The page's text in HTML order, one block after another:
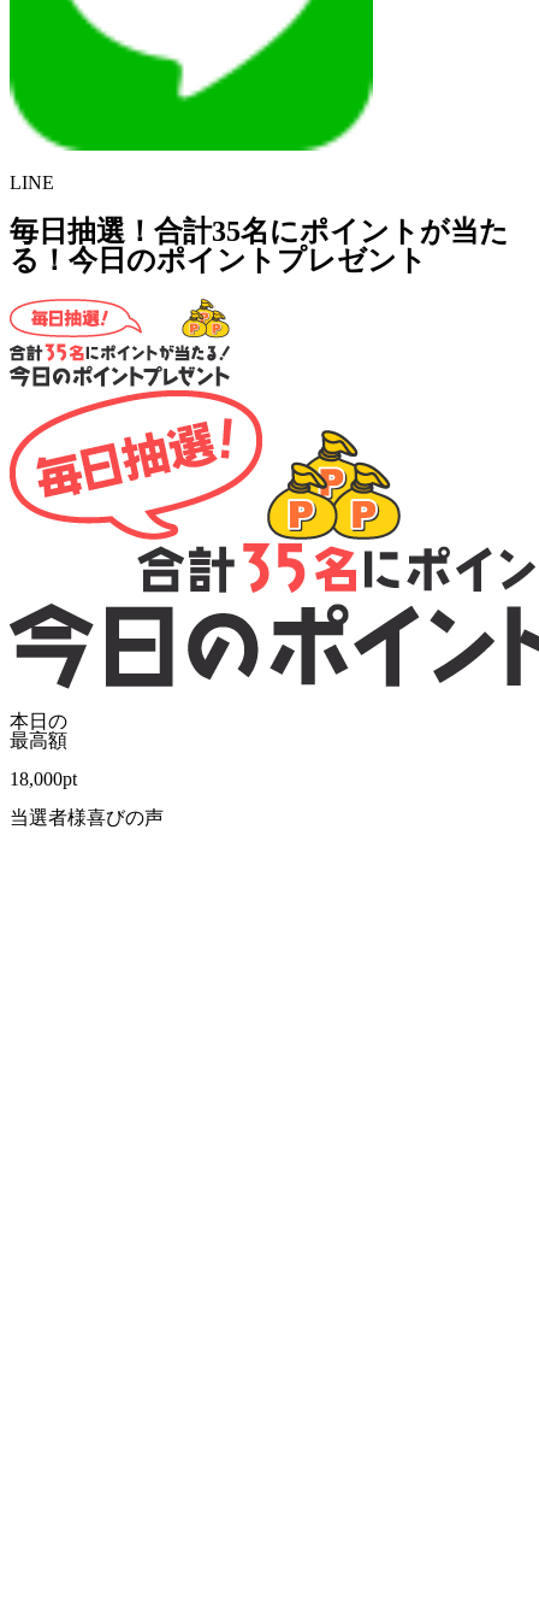
LINE
毎日抽選！合計35名にポイントが当た
る！今日のポイントプレゼント
本日の
最高額
18,000pt
当選者様喜びの声